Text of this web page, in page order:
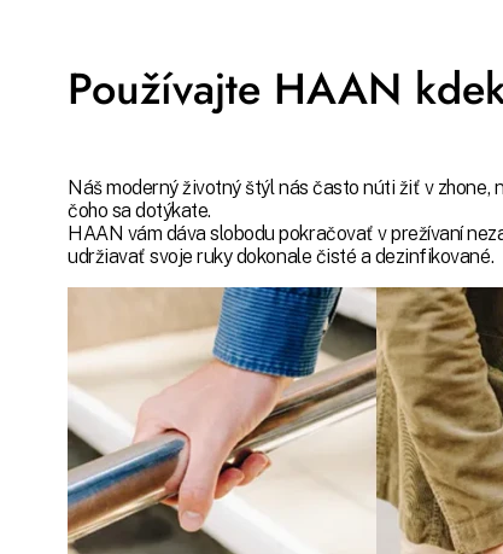
Používajte HAAN
Náš moderný životný štýl nás často núti žiť v zhone,
čoho sa dotýkate.
HAAN vám dáva slobodu pokračovať v prežívaní
udržiavať svoje ruky dokonale čisté a dezinfikované.